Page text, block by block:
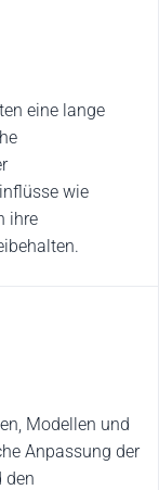
eine lange
wie
ihre
Modellen und
Anpassung der
den